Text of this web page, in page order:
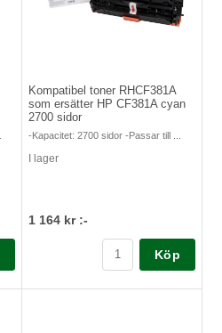
Kompatibel toner RHCF381A
som ersätter HP CF381A cyan
2700 sidor
-Kapacitet: 2700 sidor -Passar till ...
I lager
1 164 kr :-
Köp